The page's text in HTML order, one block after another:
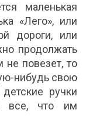
маленькая
«Лего», или
дороги, или
продолжать
не повезет, то
нибудь свою
ручки
все, что им